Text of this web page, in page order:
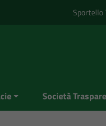
Sportello
Società